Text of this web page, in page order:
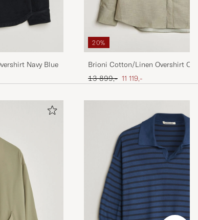
Navy Blue
20%
Brioni Cotton/Linen Overshirt
Ordinær pris
13 899,- Nedsatt pris
11 119,-